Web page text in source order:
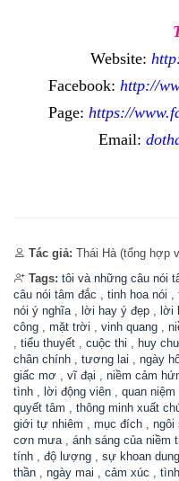
Website:
Facebook: http://
Page: https://
Email:
Tác giả: Thái Hà (tổng hợp
Tags: tôi và những câu nói
câu nói tâm đắc , tinh hoa nói ,
nói ý nghĩa, lời hay ý đẹp , lời
công , mặt trời , vinh quang ,
, tiểu thuyết , cuộc thi , huy
chân chính , tương lai , ngày
giấc mơ , vĩ đại , niềm cảm
tình , lời động viên , quan niệm
quyết tâm , thông minh xuất
giới tự nhiêm , mục đích , ngôi
cơn mưa, ánh sáng của niềm
tính , độ lượng , sự khoan dung
thần , ngày mai , cảm xúc ,